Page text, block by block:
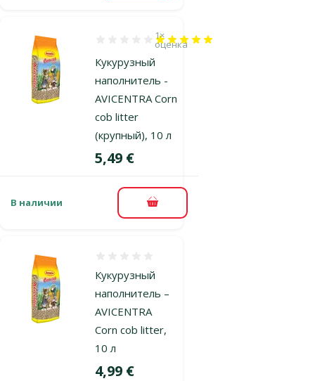
Кукурузный
наполнитель -
AVICENTRA Corn
cob litter
(крупный), 10 л
Оценка 100%, количество оценок: 1
1×
оценка
Цена
5,49 €
В наличии В корзину
Кукурузный
наполнитель –
AVICENTRA
Corn cob litter,
10 л
Цена
4,99 €